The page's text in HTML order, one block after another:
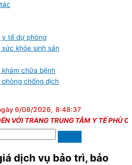
y tế dự phòng
sức khỏe sinh sản
khám chữa bệnh
phòng chống dịch
6/08/2026, 8:48:37
VỚI TRANG TRUNG TÂM Y TẾ PHÙ CÁT
dịch vụ bảo trì, bảo